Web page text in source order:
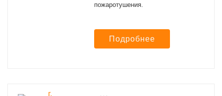
пожаротушения.
Подробнее